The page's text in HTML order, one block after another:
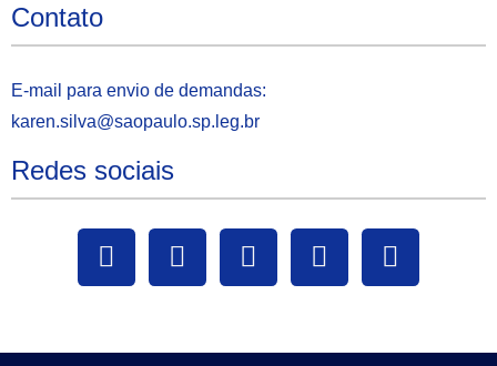
Contato
E-mail para envio de demandas:
karen.silva@saopaulo.sp.leg.br
Redes sociais